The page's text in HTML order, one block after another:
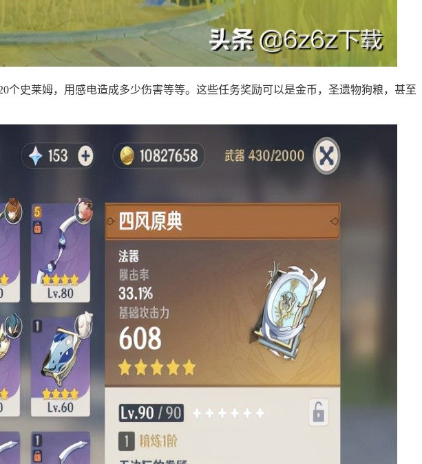
史莱姆，用感电造成多少伤害等等。这些任务奖励可以是金币，圣遗物狗粮，甚至